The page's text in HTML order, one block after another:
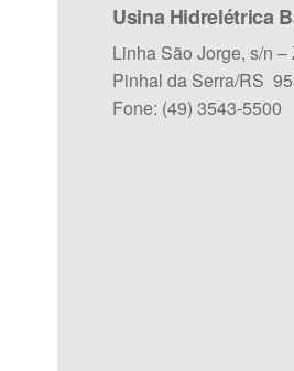
Usina Hidrelétrica
Linha São Jorge, s/n
Pinhal da Serra/RS
Fone: (49) 3543-5500